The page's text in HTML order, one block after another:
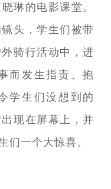
琳的电影课堂。
头，学生们被带
骑行活动中，进
而发生指责、抱
学生们没想到的
现在屏幕上，并
们一个大惊喜。